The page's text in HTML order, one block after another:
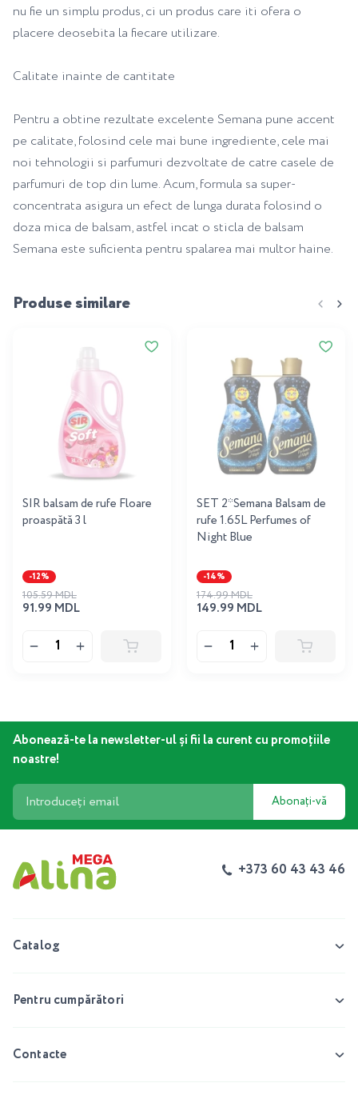
nu fie un simplu produs, ci un produs care iti ofera o
placere deosebita la fiecare utilizare.
Calitate inainte de cantitate
Pentru a obtine rezultate excelente Semana pune accent
pe calitate, folosind cele mai bune ingrediente, cele mai
noi tehnologii si parfumuri dezvoltate de catre casele de
parfumuri de top din lume. Acum, formula sa super-
concentrata asigura un efect de lunga durata folosind o
doza mica de balsam, astfel incat o sticla de balsam
Semana este suficienta pentru spalarea mai multor haine.
Produse similare
SIR balsam de rufe Floare
proaspătă 3 l
-12%
91.99 MDL
105.59 MDL
SET 2*Semana Balsam de
rufe 1.65L Perfumes of
Night Blue
-14%
149.99 MDL
174.99 MDL
Abonează-te la newsletter-ul și fii la curent cu promoțiile
noastre!
Abonați-vă
+373 60 43 43 46
Catalog
Pentru cumpărători
Contacte